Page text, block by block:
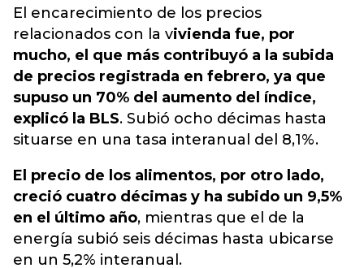
El encarecimiento de los precios
relacionados con la vivienda fue, por
mucho, el que más contribuyó a la subida
de precios registrada en febrero, ya que
supuso un 70% del aumento del índice,
explicó la BLS. Subió ocho décimas hasta
situarse en una tasa interanual del 8,1%.
El precio de los alimentos, por otro lado,
creció cuatro décimas y ha subido un 9,5%
en el último año, mientras que el de la
energía subió seis décimas hasta ubicarse
en un 5,2% interanual.